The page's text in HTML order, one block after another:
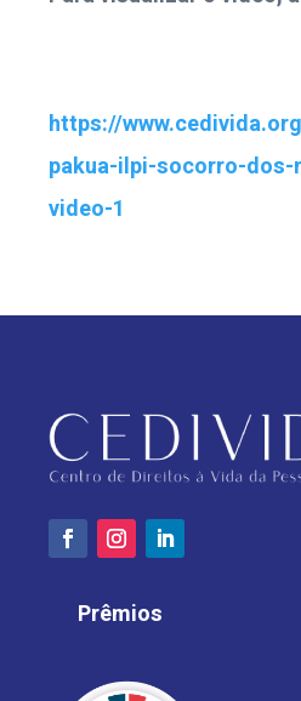
https://
pakua-ilpi-socorro-
video-1
Prêmios